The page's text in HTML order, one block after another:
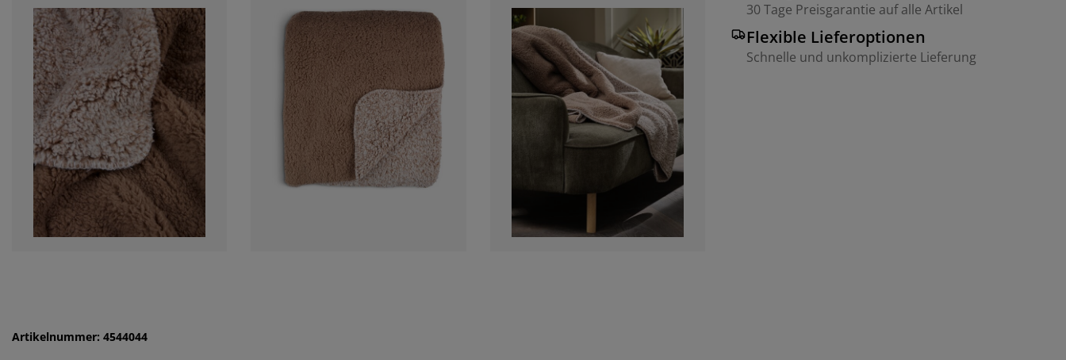
30 Tage Preisgarantie auf alle Artikel
Flexible Lieferoptionen
Schnelle und unkomplizierte Lieferung
Artikelnummer: 4544044